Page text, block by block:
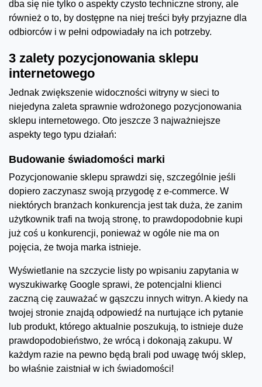
dba się nie tylko o aspekty czysto techniczne strony, ale
również o to, by dostępne na niej treści były przyjazne dla
odbiorców i w pełni odpowiadały na ich potrzeby.
3 zalety pozycjonowania sklepu
internetowego
Jednak zwiększenie widoczności witryny w sieci to
niejedyna zaleta sprawnie wdrożonego pozycjonowania
sklepu internetowego. Oto jeszcze 3 najważniejsze
aspekty tego typu działań:
Budowanie świadomości marki
Pozycjonowanie sklepu sprawdzi się, szczególnie jeśli
dopiero zaczynasz swoją przygodę z e-commerce. W
niektórych branżach konkurencja jest tak duża, że zanim
użytkownik trafi na twoją stronę, to prawdopodobnie kupi
już coś u konkurencji, ponieważ w ogóle nie ma on
pojęcia, że twoja marka istnieje.
Wyświetlanie na szczycie listy po wpisaniu zapytania w
wyszukiwarkę Google sprawi, że potencjalni klienci
zaczną cię zauważać w gąszczu innych witryn. A kiedy na
twojej stronie znajdą odpowiedź na nurtujące ich pytanie
lub produkt, którego aktualnie poszukują, to istnieje duże
prawdopodobieństwo, że wrócą i dokonają zakupu. W
każdym razie na pewno będą brali pod uwagę twój sklep,
bo właśnie zaistniał w ich świadomości!